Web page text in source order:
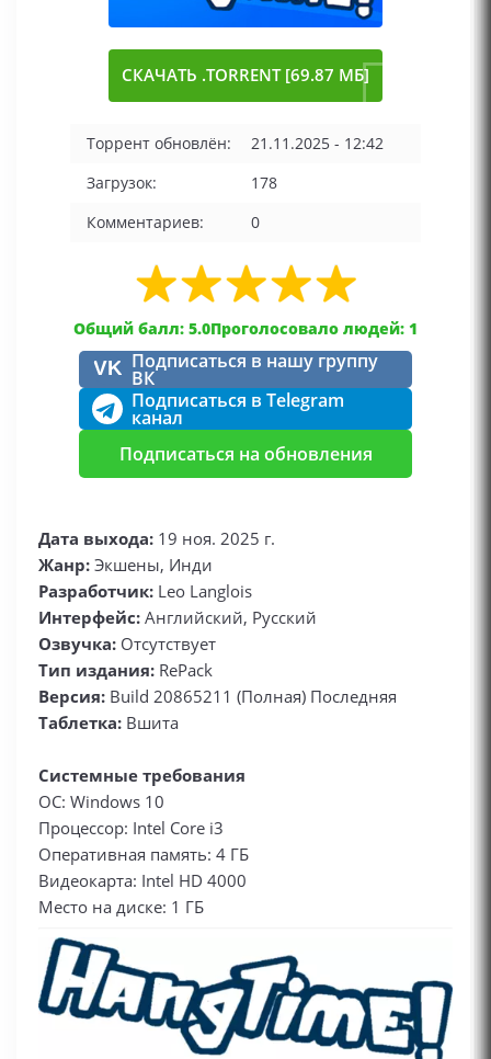
СКАЧАТЬ .TORRENT [69.87 МБ]
Торрент обновлён:
21.11.2025 - 12:42
Загрузок:
178
Комментариев:
0
Общий балл: 5.0Проголосовало людей: 1
VK Подписаться в нашу группу
ВК
Подписаться в Telegram
канал
Подписаться на обновления
Дата выхода: 19 ноя. 2025 г.
Жанр: Экшены, Инди
Разработчик: Leo Langlois
Интерфейс: Английский, Русский
Озвучка: Отсутствует
Тип издания: RePack
Версия: Build 20865211 (Полная) Последняя
Таблетка: Вшита
Системные требования
ОС: Windows 10
Процессор: Intel Core i3
Оперативная память: 4 ГБ
Видеокарта: Intel HD 4000
Место на диске: 1 ГБ